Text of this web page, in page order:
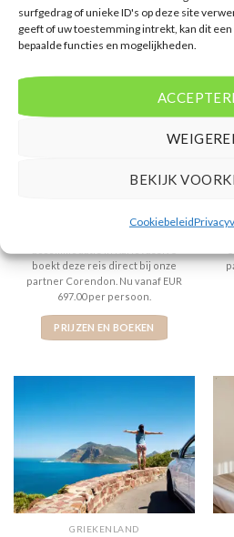
surfgedrag of unieke ID's op deze site
geeft of uw toestemming intrekt, kan dit
bepaalde functies en mogelijkheden.
BEKIJK
Cookiebeleid
Fly & Go Samian Mare Hotel
Fly & Go Samian Mare Hotel
boekt deze reis direct bij onze
partner Corendon. Nu vanaf EUR
697.00 per persoon.
PRIJZEN EN BOEKEN
GRIEKENLAND